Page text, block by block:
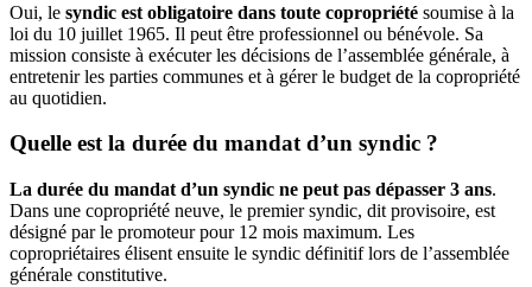
Oui, le syndic est obligatoire dans toute copropriété soumise à la
loi du 10 juillet 1965. Il peut être professionnel ou bénévole. Sa
mission consiste à exécuter les décisions de l’assemblée générale, à
entretenir les parties communes et à gérer le budget de la copropriété
au quotidien.
Quelle est la durée du mandat d’un syndic ?
La durée du mandat d’un syndic ne peut pas dépasser 3 ans.
Dans une copropriété neuve, le premier syndic, dit provisoire, est
désigné par le promoteur pour 12 mois maximum. Les
copropriétaires élisent ensuite le syndic définitif lors de l’assemblée
générale constitutive.